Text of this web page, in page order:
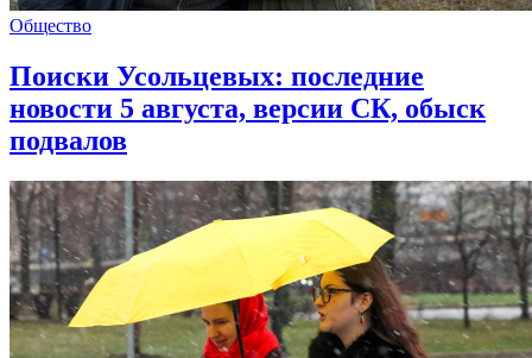
Общество
Поиски Усольцевых: последние
новости 5 августа, версии СК, обыск
подвалов